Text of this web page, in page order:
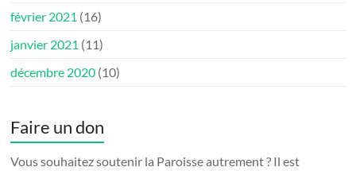
février 2021 (16)
janvier 2021 (11)
décembre 2020 (10)
Faire un don
Vous souhaitez soutenir la Paroisse autrement ? Il est